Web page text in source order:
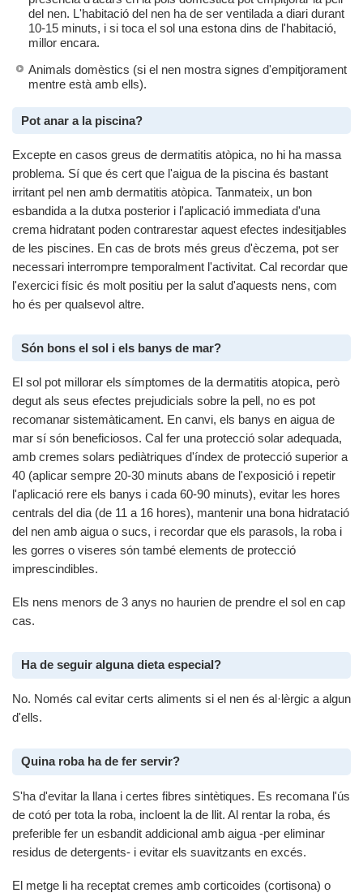
del nen. L'habitació del nen ha de ser ventilada a diari durant
10-15 minuts, i si toca el sol una estona dins de l'habitació,
millor encara.
Animals domèstics (si el nen mostra signes d'empitjorament
mentre està amb ells).
Pot anar a la piscina?
Excepte en casos greus de dermatitis atòpica, no hi ha massa
problema. Sí que és cert que l'aigua de la piscina és bastant
irritant pel nen amb dermatitis atòpica. Tanmateix, un bon
esbandida a la dutxa posterior i l'aplicació immediata d'una
crema hidratant poden contrarestar aquest efectes indesitjables
de les piscines. En cas de brots més greus d'èczema, pot ser
necessari interrompre temporalment l'activitat. Cal recordar que
l'exercici físic és molt positiu per la salut d'aquests nens, com
ho és per qualsevol altre.
Són bons el sol i els banys de mar?
El sol pot millorar els símptomes de la dermatitis atopica, però
degut als seus efectes prejudicials sobre la pell, no es pot
recomanar sistemàticament. En canvi, els banys en aigua de
mar sí són beneficiosos. Cal fer una protecció solar adequada,
amb cremes solars pediàtriques d'índex de protecció superior a
40 (aplicar sempre 20-30 minuts abans de l'exposició i repetir
l'aplicació rere els banys i cada 60-90 minuts), evitar les hores
centrals del dia (de 11 a 16 hores), mantenir una bona hidratació
del nen amb aigua o sucs, i recordar que els parasols, la roba i
les gorres o viseres són també elements de protecció
imprescindibles.
Els nens menors de 3 anys no haurien de prendre el sol en cap
cas.
Ha de seguir alguna dieta especial?
No. Només cal evitar certs aliments si el nen és al·lèrgic a algun
d'ells.
Quina roba ha de fer servir?
S'ha d'evitar la llana i certes fibres sintètiques. Es recomana l'ús
de cotó per tota la roba, incloent la de llit. Al rentar la roba, és
preferible fer un esbandit addicional amb aigua -per eliminar
residus de detergents- i evitar els suavitzants en excés.
El metge li ha receptat cremes amb corticoides (cortisona) o